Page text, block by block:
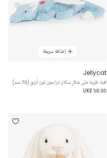
إضافة سريعة
Jellycat
لعبة طرية على شكل سكاى دراجون لون أزرق (70 سم)
UK£ 58.00